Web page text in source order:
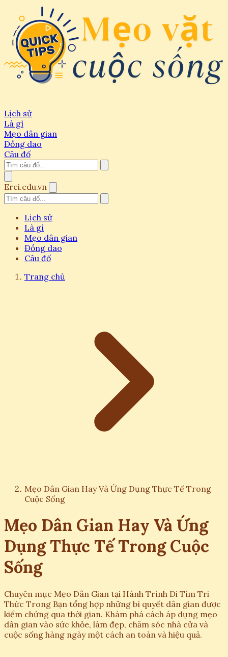
Lịch sử
Là gì
Mẹo dân gian
Đồng dao
Câu đố
Erci.edu.vn
Lịch sử
Là gì
Mẹo dân gian
Đồng dao
Câu đố
Trang chủ
Mẹo Dân Gian Hay Và Ứng Dụng Thực Tế Trong
Cuộc Sống
Mẹo Dân Gian Hay Và Ứng
Dụng Thực Tế Trong Cuộc
Sống
Chuyên mục Mẹo Dân Gian tại Hành Trình Đi Tìm Tri
Thức Trong Bạn tổng hợp những bí quyết dân gian được
kiểm chứng qua thời gian. Khám phá cách áp dụng mẹo
dân gian vào sức khỏe, làm đẹp, chăm sóc nhà cửa và
cuộc sống hàng ngày một cách an toàn và hiệu quả.